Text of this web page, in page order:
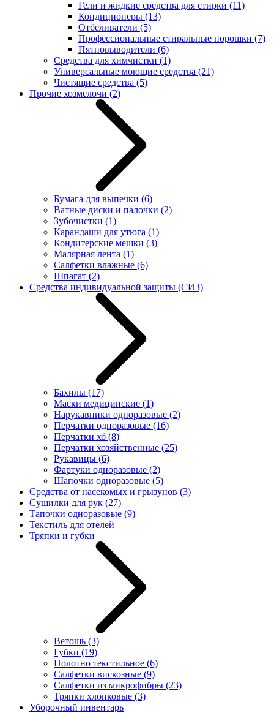
Гели и жидкие средства для стирки (11)
Кондиционеры (13)
Отбеливатели (5)
Профессиональные стиральные порошки (7)
Пятновыводители (6)
Средства для химчистки (1)
Универсальные моющие средства (21)
Чистящие средства (5)
Прочие хозмелочи (2)
Бумага для выпечки (6)
Ватные диски и палочки (2)
Зубочистки (1)
Карандаши для утюга (1)
Кондитерские мешки (3)
Малярная лента (1)
Салфетки влажные (6)
Шпагат (2)
Средства индивидуальной защиты (СИЗ)
Бахилы (17)
Маски медицинские (1)
Нарукавники одноразовые (2)
Перчатки одноразовые (16)
Перчатки хб (8)
Перчатки хозяйственные (25)
Рукавицы (6)
Фартуки одноразовые (2)
Шапочки одноразовые (5)
Средства от насекомых и грызунов (3)
Сушилки для рук (27)
Тапочки одноразовые (9)
Текстиль для отелей
Тряпки и губки
Ветошь (3)
Губки (19)
Полотно текстильное (6)
Салфетки вискозные (9)
Салфетки из микрофибры (23)
Тряпки хлопковые (3)
Уборочный инвентарь